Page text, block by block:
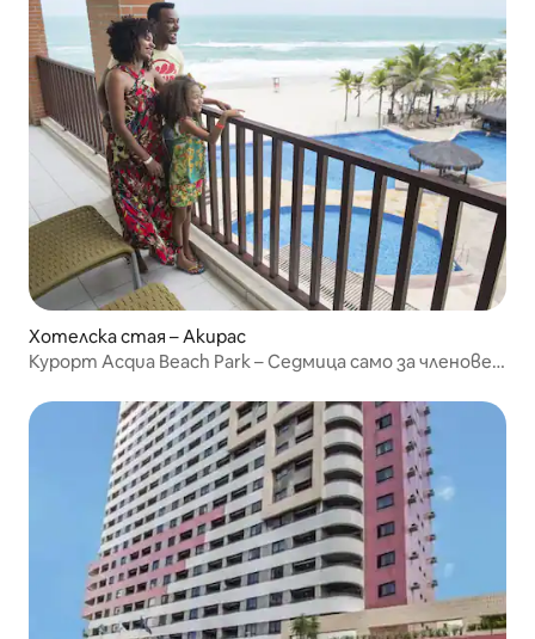
Хотелска стая – Акирас
Курорт Acqua Beach Park – Седмица само за членове